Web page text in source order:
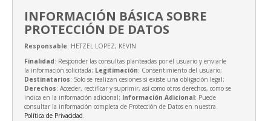
INFORMACIÓN BÁSICA SOBRE
PROTECCIÓN DE DATOS
Responsable: HETZEL LOPEZ, KEVIN
Finalidad: Responder las consultas planteadas por el usuario y enviarle
la información solicitada; Legitimación: Consentimiento del usuario;
Destinatarios: Solo se realizan cesiones si existe una obligación legal;
Derechos: Acceder, rectificar y suprimir, así como otros derechos, como se
indica en la información adicional; Información Adicional: Puede
consultar la información completa de Protección de Datos en nuestra
Política de Privacidad.